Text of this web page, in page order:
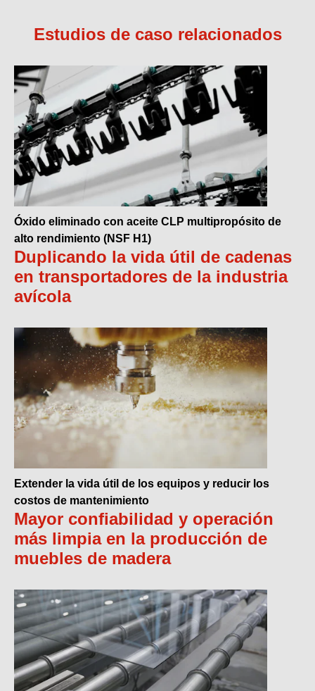
Estudios de caso relacionados
Óxido eliminado con aceite CLP multipropósito de
alto rendimiento (NSF H1)
Duplicando la vida útil de cadenas
en transportadores de la industria
avícola
Extender la vida útil de los equipos y reducir los
costos de mantenimiento
Mayor confiabilidad y operación
más limpia en la producción de
muebles de madera